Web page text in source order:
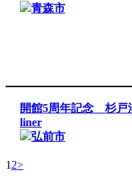
青森市
開館5周年記念 杉戸
liner
弘前市
1 2>